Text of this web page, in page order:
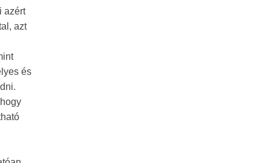
azért
azt
és